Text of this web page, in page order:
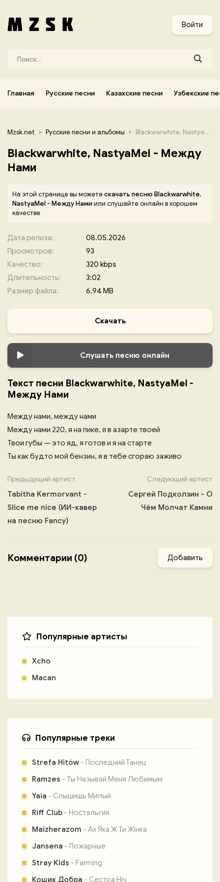
Войти
Главная Русские песни Казахские песни Узбекские
Mzsk.net Русские песни и альбомы Blackwarwhite, NastyaMel - Между Нами
Blackwarwhite, NastyaMel - Между
Нами
На этой странице вы можетескачать песню Blackwarwhite,
NastyaMel - Между Намиили слушайте онлайн в хорошем
качестве
Дата релиза:
08.05.2026
Просмотров:
93
Качество:
320 kbps
Длительность:
3:02
Размер файла:
6.94 MB
Скачать
Слушать песню онлайн
Текст песни Blackwarwhite, NastyaMel -
Между Нами
Между нами, между нами
Между нами 220, я на пике, я в азарте твоей
Твои губы — это яд, я готов и я на старте
Ты как будто мой бензин, я в тебе сгораю заживо
Предыдущий артист
Tabitha Kermorvant -
Slice me nice (ИИ-кавер
на песню Fancy)
Следующий артист
Сергей Подколзин - О
Чём Молчат Камни
Комментарии (0) Добавить
Популярные артисты
Xcho
Macan
Популярные треки
Strefa Hitów - Последний Танец
Ramzes - Ты Называй Меня Любимым
Yaia - Слышишь Милый
Riff Club - Ностальгия
Maizherazom - Ах Яка Ж Ти Жінка
Jansena - Пожарные
Stray Kids - Farming
Кошик Добра - Сестра Ніч
Узбекские песни Корейские песни